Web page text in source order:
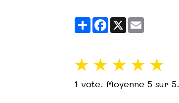
Partager
Facebook
X
★ ★ ★ ★ ★
1 vote. Moyenne5 sur 5.